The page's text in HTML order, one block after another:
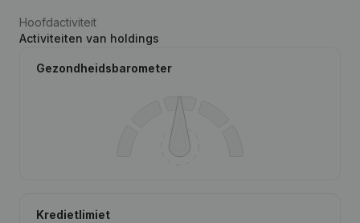
Hoofdactiviteit
Activiteiten van holdings
Gezondheidsbarometer
Kredietlimiet